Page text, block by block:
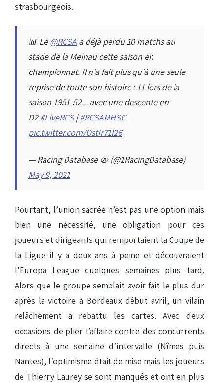
strasbourgeois.
📊 Le@RCSA a déjà perdu 10 matchs au
stade de la Meinau cette saison en
championnat. Il n'a fait plus qu'à une seule
reprise de toute son histoire : 11 lors de la
saison 1951-52... avec une descente en
D2.#LiveRCS|#RCSAMHSC
pic.twitter.com/OstIr71l26
— Racing Database 🥨 (@1RacingDatabase)
May 9, 2021
Pourtant, l’union sacrée n’est pas une option mais
bien une nécessité, une obligation pour ces
joueurs et dirigeants qui remportaient la Coupe de
la Ligue il y a deux ans à peine et découvraient
l’Europa League quelques semaines plus tard.
Alors que le groupe semblait avoir fait le plus dur
après la victoire à Bordeaux début avril, un vilain
relâchement a rebattu les cartes. Avec deux
occasions de plier l’affaire contre des concurrents
directs à une semaine d’intervalle (Nîmes puis
Nantes), l’optimisme était de mise mais les joueurs
de Thierry Laurey se sont manqués et ont en plus